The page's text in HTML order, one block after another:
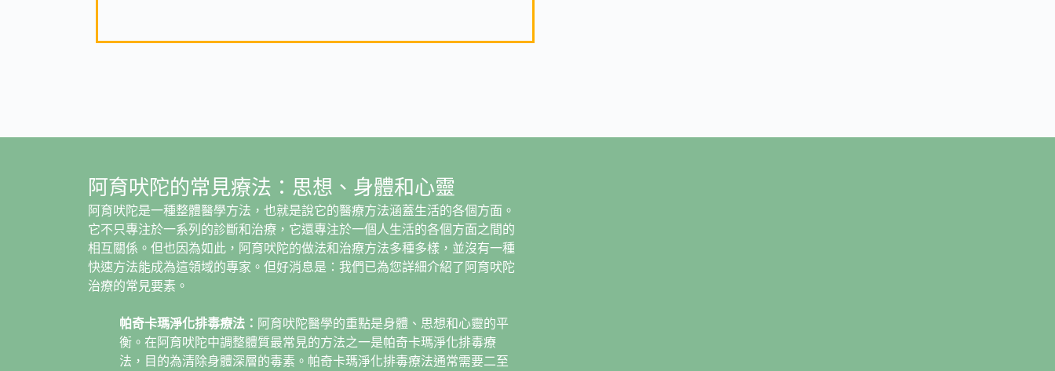
阿育吠陀的常見療法：思想、身體和心靈
阿育吠陀是一種整體醫學方法，也就是說它的醫療方法涵蓋生活的各個方面。
它不只專注於一系列的診斷和治療，它還專注於一個人生活的各個方面之間的
相互關係。但也因為如此，阿育吠陀的做法和治療方法多種多樣，並沒有一種
快速方法能成為這領域的專家。但好消息是：我們已為您詳細介紹了阿育吠陀
治療的常見要素。
帕奇卡瑪淨化排毒療法： 阿育吠陀醫學的重點是身體、思想和心靈的平
衡。在阿育吠陀中調整體質最常見的方法之一是帕奇卡瑪淨化排毒療
法，目的為清除身體深層的毒素。帕奇卡瑪淨化排毒療法通常需要二至